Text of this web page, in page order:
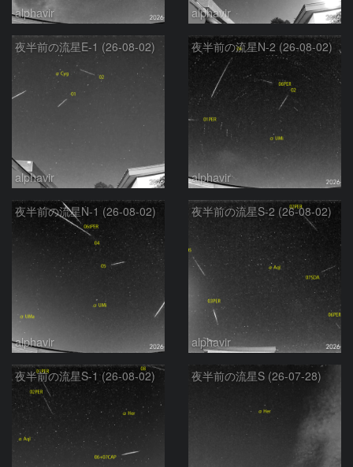
alphavir alphavir
夜半前の流星E-1 (26-08-02)
alphavir
夜半前の流星N-2 (26-08-02)
alphavir
夜半前の流星N-1 (26-08-02)
alphavir
夜半前の流星S-2 (26-08-02)
alphavir
夜半前の流星S-1 (26-08-02) 夜半前の流星S (26-07-28)